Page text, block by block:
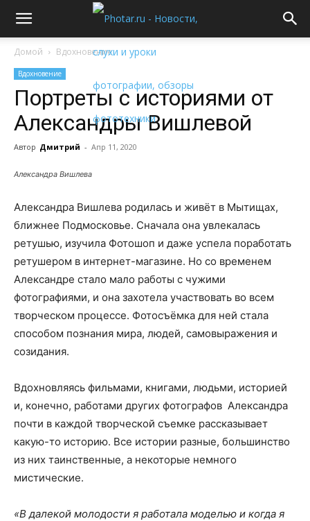
Домой Вдохновение
Вдохновение
Портреты с историями от
Александры Вишлевой
Автор Дмитрий - Апр 11, 2020
Александра Вишлева
Александра Вишлева родилась и живёт в Мытищах,
ближнее Подмосковье. Сначала она увлекалась
ретушью, изучила Фотошоп и даже успела поработать
ретушером в интернет-магазине. Но со временем
Александре стало мало работы с чужими
фотографиями, и она захотела участвовать во всем
творческом процессе. Фотосъёмка для ней стала
способом познания мира, людей, самовыражения и
созидания.
Вдохновляясь фильмами, книгами, людьми, историей
и, конечно, работами других фотографов Александра
почти в каждой творческой съемке рассказывает
какую-то историю. Все истории разные, большинство
из них таинственные, а некоторые немного
мистические.
«В далекой молодости я работала моделью и когда я